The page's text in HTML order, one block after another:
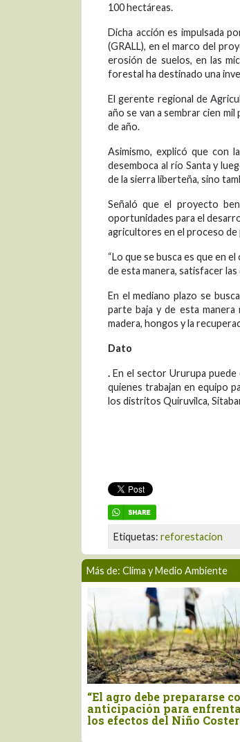
100 hectáreas.
Dicha acción es impulsada
(GRALL), en el marco del
erosión de suelos, en las
forestal ha destinado una
El gerente regional de
año se van a sembrar cien
de año.
Asimismo, explicó que con
desemboca al río Santa y
de la sierra liberteña, sino
Señaló que el proyecto
oportunidades para el
agricultores en el proceso de
“Lo que se busca es que en
de esta manera, satisfacer las
En el mediano plazo se
parte baja y de esta manera
madera, hongos y la
Dato
. En el sector Ururupa puede
quienes trabajan en equipo
los distritos Quiruvilca,
Etiquetas: reforestacion
Más de: Clima y Medio Ambiente
DRA Piura se prepara ante
posible escenario de El Niño
Costero